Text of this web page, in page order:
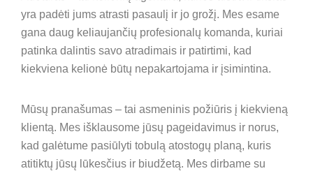
yra padėti jums atrasti pasaulį ir jo grožį. Mes esame
gana daug keliaujančių profesionalų komanda, kuriai
patinka dalintis savo atradimais ir patirtimi, kad
kiekviena kelionė būtų nepakartojama ir įsimintina.
Mūsų pranašumas – tai asmeninis požiūris į kiekvieną
klientą. Mes išklausome jūsų pageidavimus ir norus,
kad galėtume pasiūlyti tobulą atostogų planą, kuris
atitiktų jūsų lūkesčius ir biudžetą. Mes dirbame su